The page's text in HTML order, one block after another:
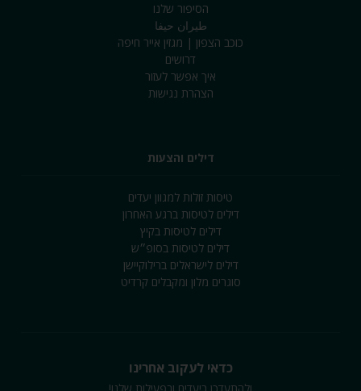
הסיפור שלנו
طيران حيفا
כוכב הצפון | מגזין אייר חיפה
דרושים
איך אפשר לעזור
הצהרת נגישות
דילים והצעות
טיסות זולות למגוון יעדים
דילים לטיסות ברגע האחרון
דילים לטיסות בקיץ
דילים לטיסות בסופ״ש
דילים לישראלים ברילוקיישן
סוגרים מלון ומקבלים קרדיט
כדאי לעקוב אחרינו